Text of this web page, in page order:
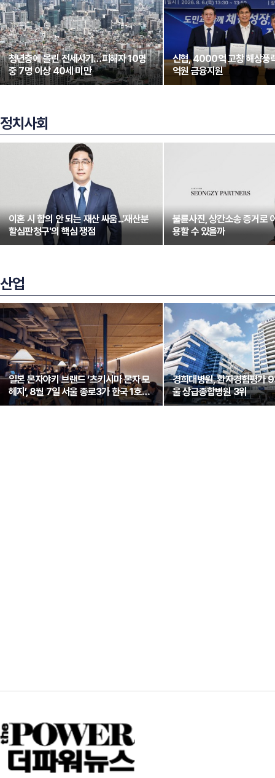
청년층에 몰린 전세사기…피해자 10명
중 7명 이상 40세 미만
신협, 4000억 고창 해상풍
억원 금융지원
정치사회
이혼 시 합의 안 되는 재산 싸움...'재산분
할심판청구'의 핵심 쟁점
불륜사진, 상간소송 증거로
용할 수 있을까
산업
일본 몬자야키 브랜드 ‘츠키시마 몬자 모
헤지’, 8월 7일 서울 종로3가 한국 1호점
오픈
경희대병원, 환자경험평가
울 상급종합병원 3위